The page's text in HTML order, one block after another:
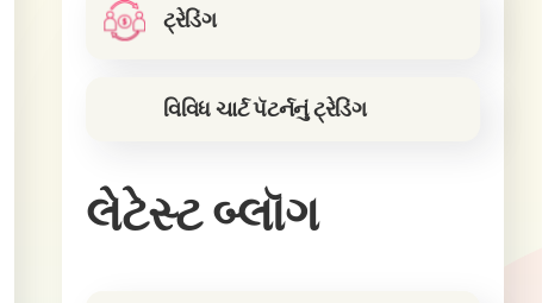
ટ્રેડિંગ
વિવિધ ચાર્ટ પૅટર્નનું ટ્રેડિંગ
લેટેસ્ટ બ્લૉગ